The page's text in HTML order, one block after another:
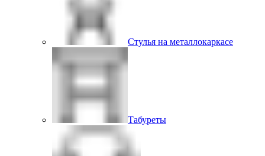
Стулья на металлокаркасе
Табуреты